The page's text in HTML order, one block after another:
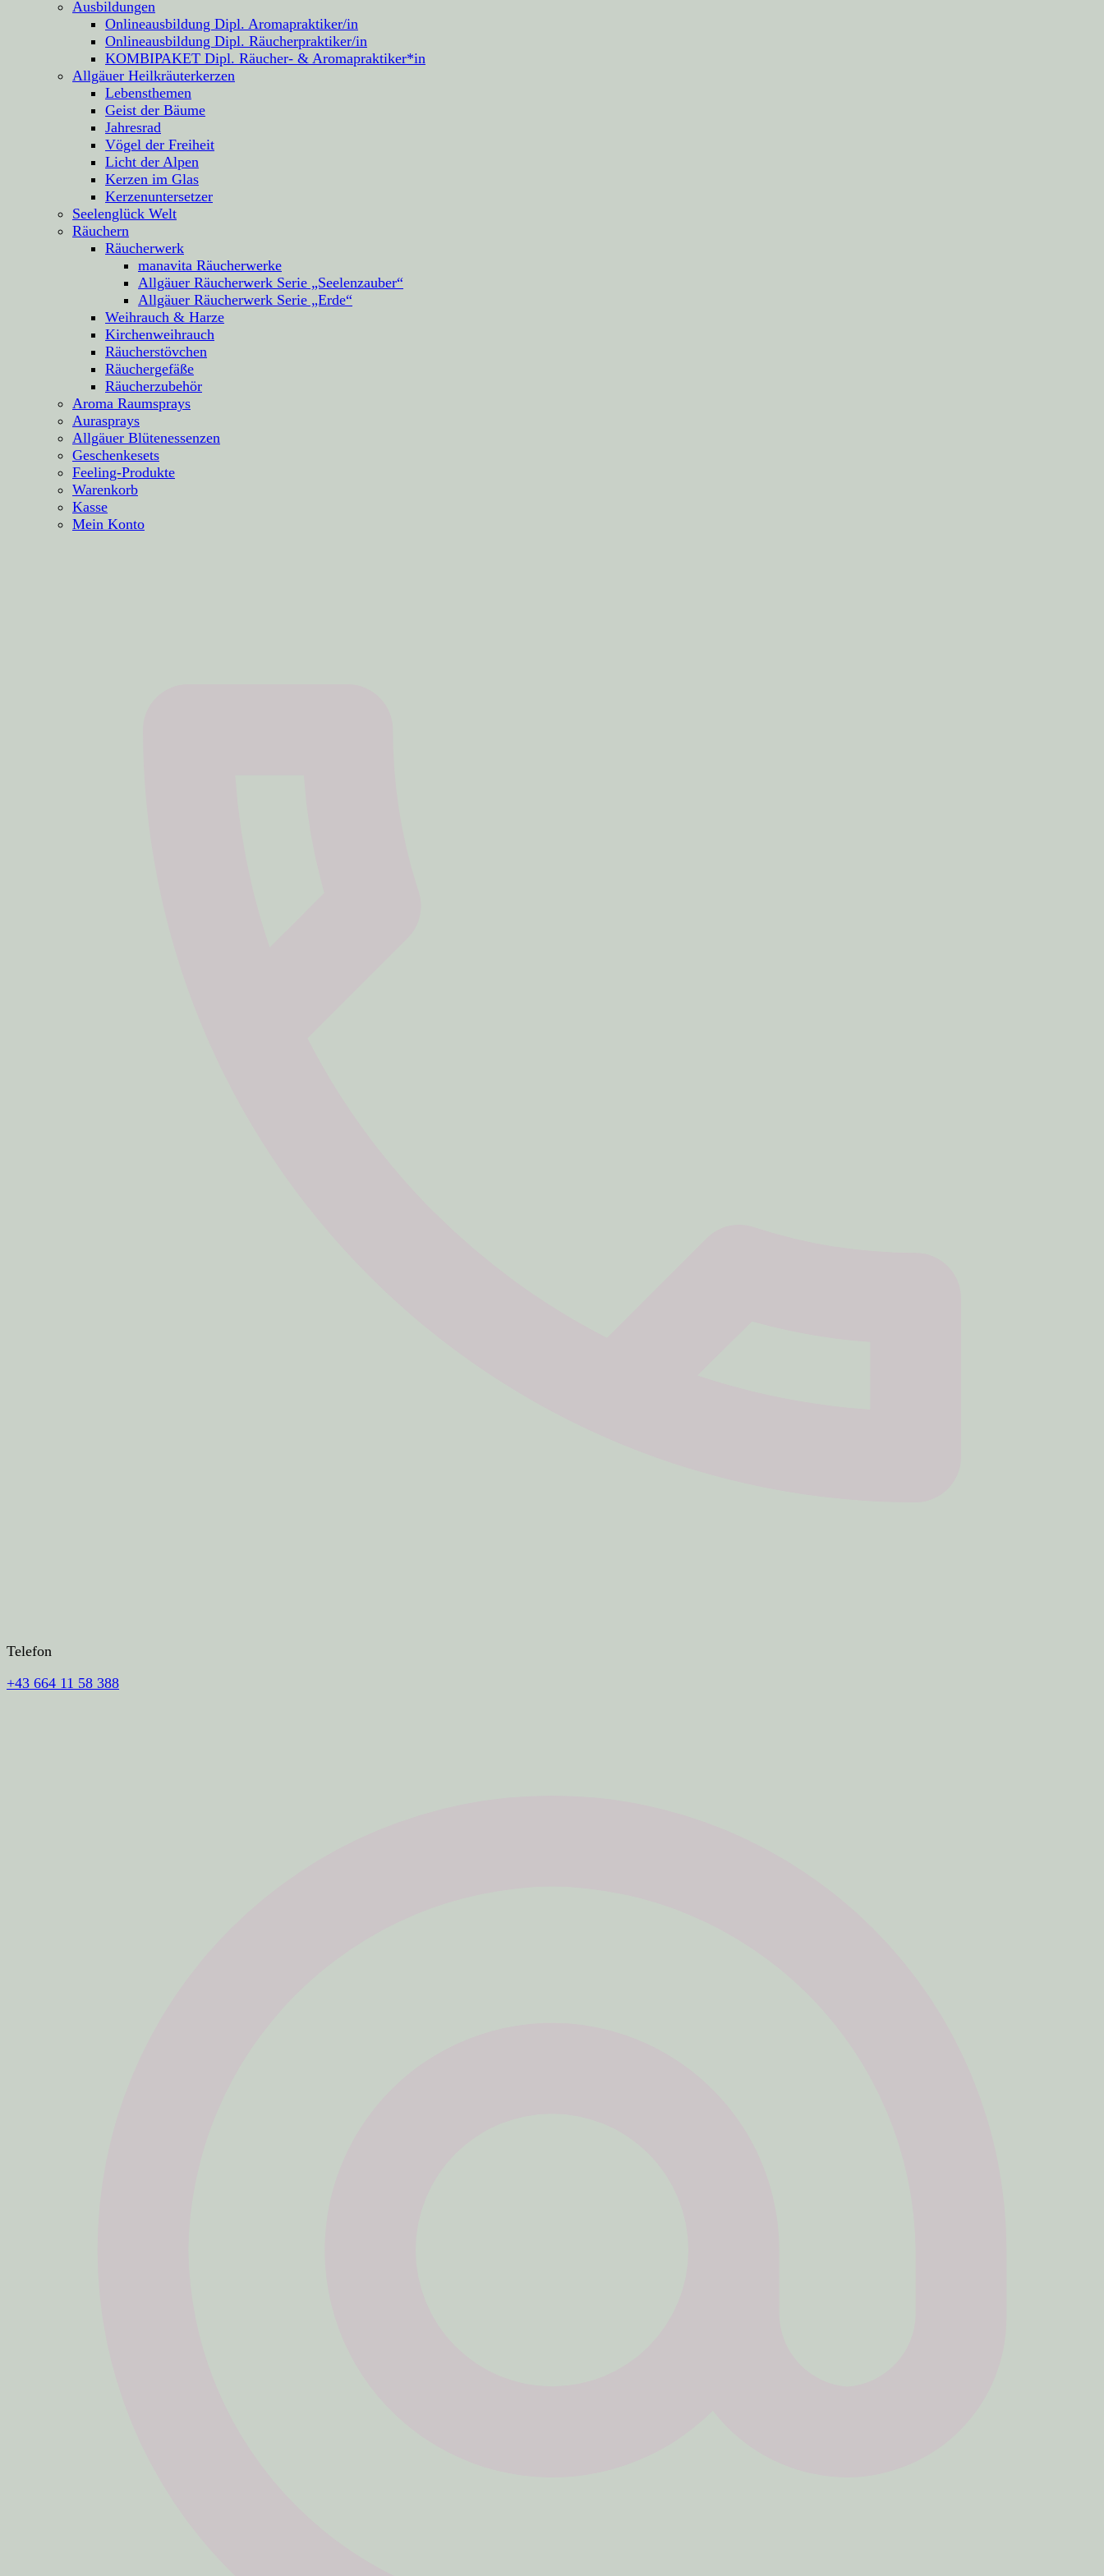
Ausbildungen
Onlineausbildung Dipl. Aromapraktiker/in
Onlineausbildung Dipl. Räucherpraktiker/in
KOMBIPAKET Dipl. Räucher- & Aromapraktiker*in
Allgäuer Heilkräuterkerzen
Lebensthemen
Geist der Bäume
Jahresrad
Vögel der Freiheit
Licht der Alpen
Kerzen im Glas
Kerzenuntersetzer
Seelenglück Welt
Räuchern
Räucherwerk
manavita Räucherwerke
Allgäuer Räucherwerk Serie „Seelenzauber“
Allgäuer Räucherwerk Serie „Erde“
Weihrauch & Harze
Kirchenweihrauch
Räucherstövchen
Räuchergefäße
Räucherzubehör
Aroma Raumsprays
Aurasprays
Allgäuer Blütenessenzen
Geschenkesets
Feeling-Produkte
Warenkorb
Kasse
Mein Konto
Telefon
+43 664 11 58 388